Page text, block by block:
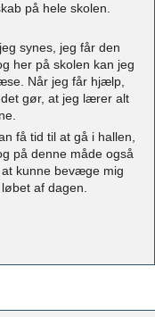
på hele skolen.
synes, jeg får den
her på skolen kan jeg
Når jeg får hjælp,
gør, at jeg lærer alt
få tid til at gå i hallen,
på denne måde også
kunne bevæge mig
af dagen.